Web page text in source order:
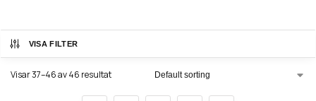
VISA FILTER
Visar 37–46 av 46 resultat